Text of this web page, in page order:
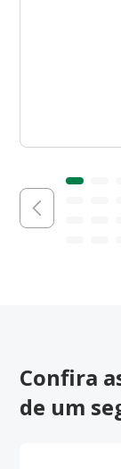
Confira
de um